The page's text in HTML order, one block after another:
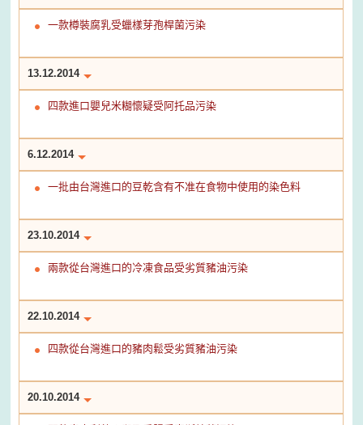
一款樽裝腐乳受蠟樣芽孢桿菌污染
13.12.2014
四款進口嬰兒米糊懷疑受阿托品污染
6.12.2014
一批由台灣進口的豆乾含有不准在食物中使用的染色料
23.10.2014
兩款從台灣進口的冷凍食品受劣質豬油污染
22.10.2014
四款從台灣進口的豬肉鬆受劣質豬油污染
20.10.2014